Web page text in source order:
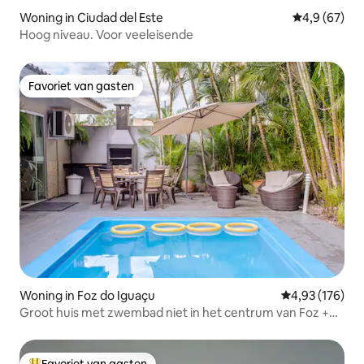
Woning in Ciudad del Este Gemiddelde
4,9 (67)
Hoog niveau. Voor veeleisende
Favoriet van gasten
Favoriet van gasten
Woning in Foz do Iguaçu Gemiddelde
4,93 (176)
Groot huis met zwembad niet in het centrum van Foz +